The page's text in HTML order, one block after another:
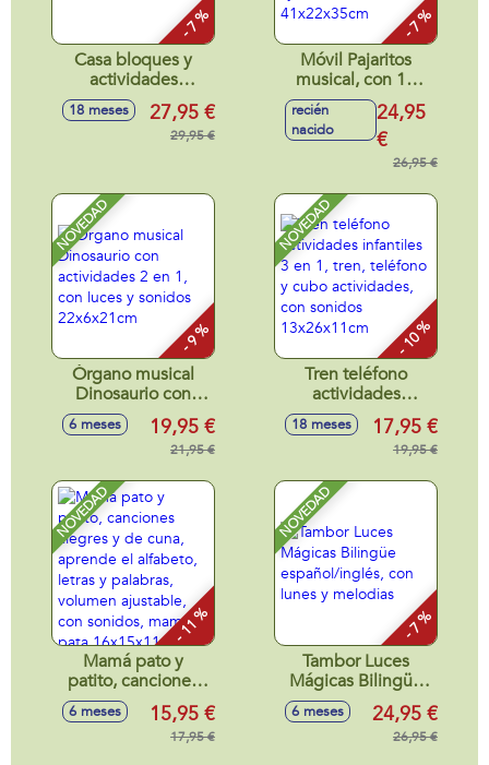
- 7 %
Casa bloques y
actividades
infantiles con luces
y sonidos
23x22x22cm
18 meses 27,95 €
29,95 €
- 7 %
Móvil Pajaritos
musical, con 10
canciones
relajantes y modo
silencio, ajustable
con sonidos
recién
nacido
24,95
€
26,95 €
NOVEDAD
- 9 %
Órgano musical
Dinosaurio con
actividades 2 en 1,
con luces y sonidos
22x6x21cm
6 meses 19,95 €
21,95 €
NOVEDAD
- 10 %
Tren teléfono
actividades
infantiles 3 en 1,
tren, teléfono y
cubo actividades,
13x26x11cm
18 meses 17,95 €
19,95 €
NOVEDAD
- 11 %
Mamá pato y
patito, canciones
alegres y de cuna,
aprende el
alfabeto, letras y
6 meses 15,95 €
17,95 €
NOVEDAD
- 7 %
Tambor Luces
Mágicas Bilingüe
español/inglés, con
lunes y melodias
6 meses 24,95 €
26,95 €